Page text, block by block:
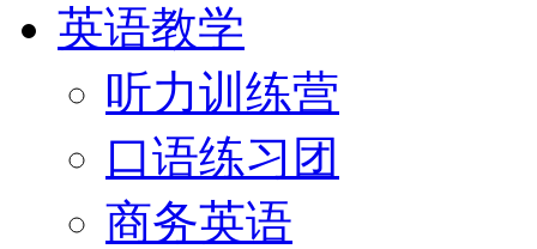
英语教学
听力训练营
口语练习团
商务英语